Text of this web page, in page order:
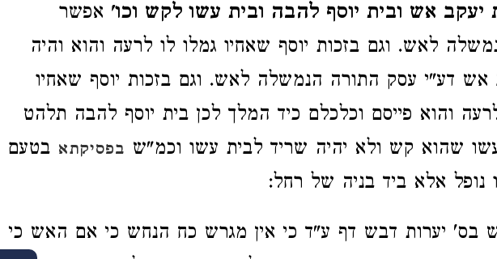
יעקב אש ובית יוסף להבה ובית עשו לקש וכו' אפשר
לאש. וגם בזכות יוסף שאחיו גמלו לו לרעה והוא והיה
אש דע"י עסק התורה הנמשלה לאש. וגם בזכות יוסף שאחיו
והוא פייסם וכלכלם כיד המלך לכן בית יוסף להבה תלהט
שהוא קש ולא יהיה שריד לבית עשו וכמ"ש בפסיקתא בטעם
נופל אלא ביד בניה של רחל:
בס' יערות דבש דף ע"ד כי אין מגרש כח הנחש כי אם האש כי